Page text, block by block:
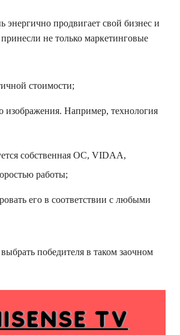
продвигает свой бизнес и
не только маркетинговые
стоимости;
изображения. Например, технология
собственная ОС, VIDAA,
работы;
его в соответствии с любыми
победителя в таком заочном